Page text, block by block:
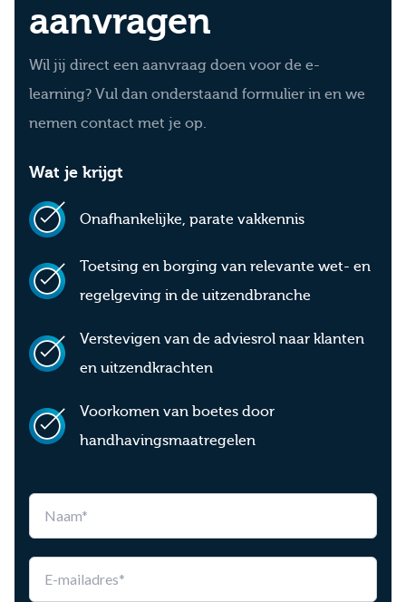
aanvragen
Wil jij direct een aanvraag doen voor de e-
learning? Vul dan onderstaand formulier in en we
nemen contact met je op.
Wat je krijgt
Onafhankelijke, parate vakkennis
Toetsing en borging van relevante wet- en
regelgeving in de uitzendbranche
Verstevigen van de adviesrol naar klanten
en uitzendkrachten
Voorkomen van boetes door
handhavingsmaatregelen
Leave
this
field
blank